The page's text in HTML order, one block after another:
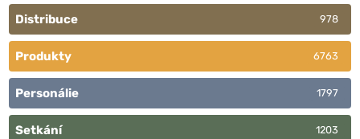
Distribuce 978
Produkty 6763
Personálie 1797
Setkání 1203